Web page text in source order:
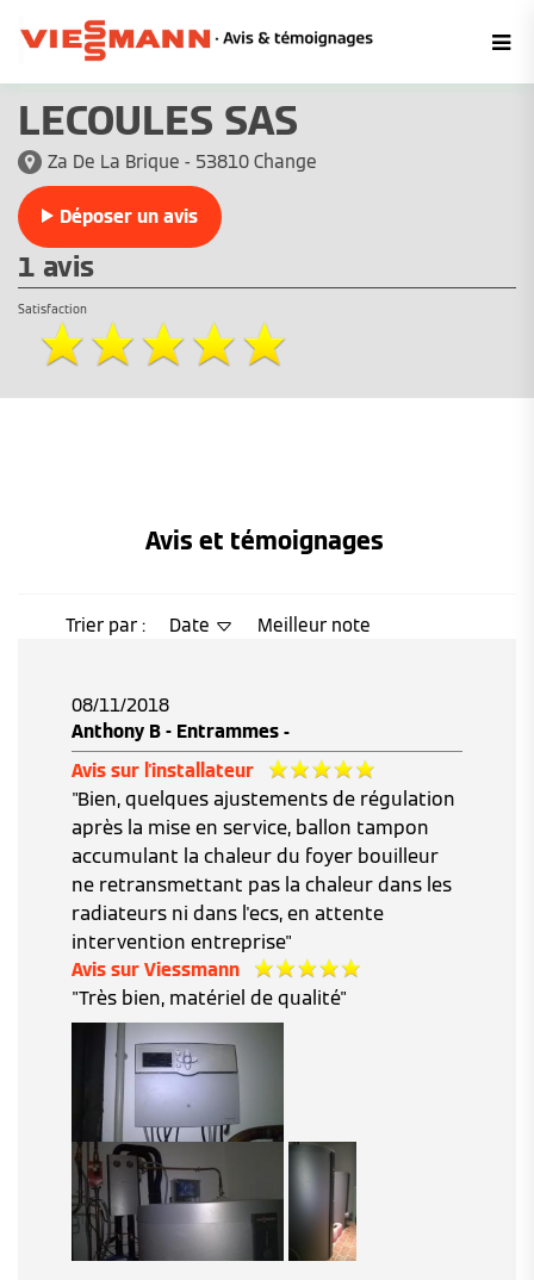
LECOULES SAS
Za De La Brique - 53810 Change
Déposer un avis
1 avis
Satisfaction
Avis et témoignages
Trier par : Date Meilleur note
08/11/2018
Anthony B - Entrammes -
Avis sur l'installateur
"Bien, quelques ajustements de régulation
après la mise en service, ballon tampon
accumulant la chaleur du foyer bouilleur
ne retransmettant pas la chaleur dans les
radiateurs ni dans l'ecs, en attente
intervention entreprise"
Avis sur Viessmann
"Très bien, matériel de qualité"